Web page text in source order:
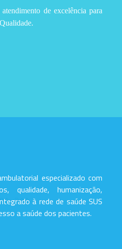
de excelência para
especializado com
qualidade, humanização,
à rede de saúde SUS
a saúde dos pacientes.